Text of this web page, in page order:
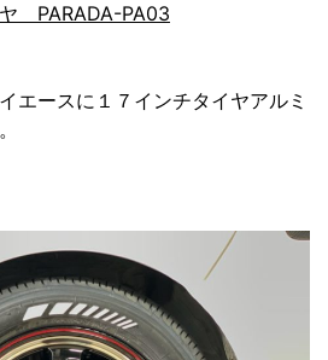
PARADA-PA03
エースに１７インチタイヤアルミ